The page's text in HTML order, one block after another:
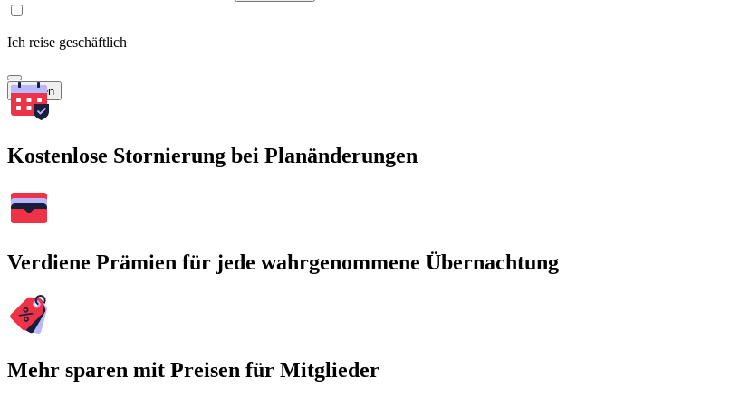
Ich reise geschäftlich
Suchen
Kostenlose Stornierung bei Planänderungen
Verdiene Prämien für jede wahrgenommene Übernachtung
Mehr sparen mit Preisen für Mitglieder